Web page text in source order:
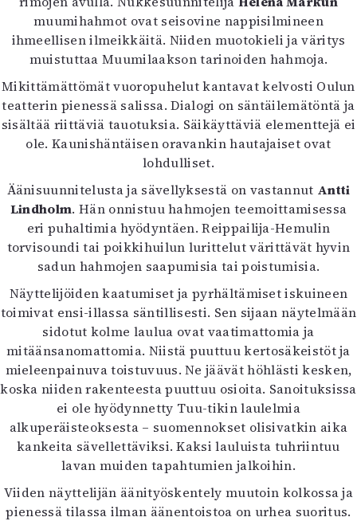
muumihahmot ovat seisovine nappisilmineen
ihmeellisen ilmeikkäitä. Niiden muotokieli ja väritys
muistuttaa Muumilaakson tarinoiden hahmoja.
Mikittämättömät vuoropuhelut kantavat kelvosti Oulun
teatterin pienessä salissa. Dialogi on säntäilemätöntä ja
sisältää riittäviä tauotuksia. Säikäyttäviä elementtejä ei
ole. Kaunishäntäisen oravankin hautajaiset ovat
lohdulliset.
Äänisuunnitelusta ja sävellyksestä on vastannut Antti
Lindholm. Hän onnistuu hahmojen teemoittamisessa
eri puhaltimia hyödyntäen. Reippailija-Hemulin
torvisoundi tai poikkihuilun lurittelut värittävät hyvin
sadun hahmojen saapumisia tai poistumisia.
Näyttelijöiden kaatumiset ja pyrhältämiset iskuineen
toimivat ensi-illassa säntillisesti. Sen sijaan näytelmään
sidotut kolme laulua ovat vaatimattomia ja
mitäänsanomattomia. Niistä puuttuu kertosäkeistöt ja
mieleenpainuva toistuvuus. Ne jäävät höhlästi kesken,
koska niiden rakenteesta puuttuu osioita. Sanoituksissa
ei ole hyödynnetty Tuu-tikin laulelmia
alkuperäisteoksesta – suomennokset olisivatkin aika
kankeita sävellettäviksi. Kaksi lauluista tuhriintuu
lavan muiden tapahtumien jalkoihin.
Viiden näyttelijän äänityöskentely muutoin kolkossa ja
pienessä tilassa ilman äänentoistoa on urhea suoritus.